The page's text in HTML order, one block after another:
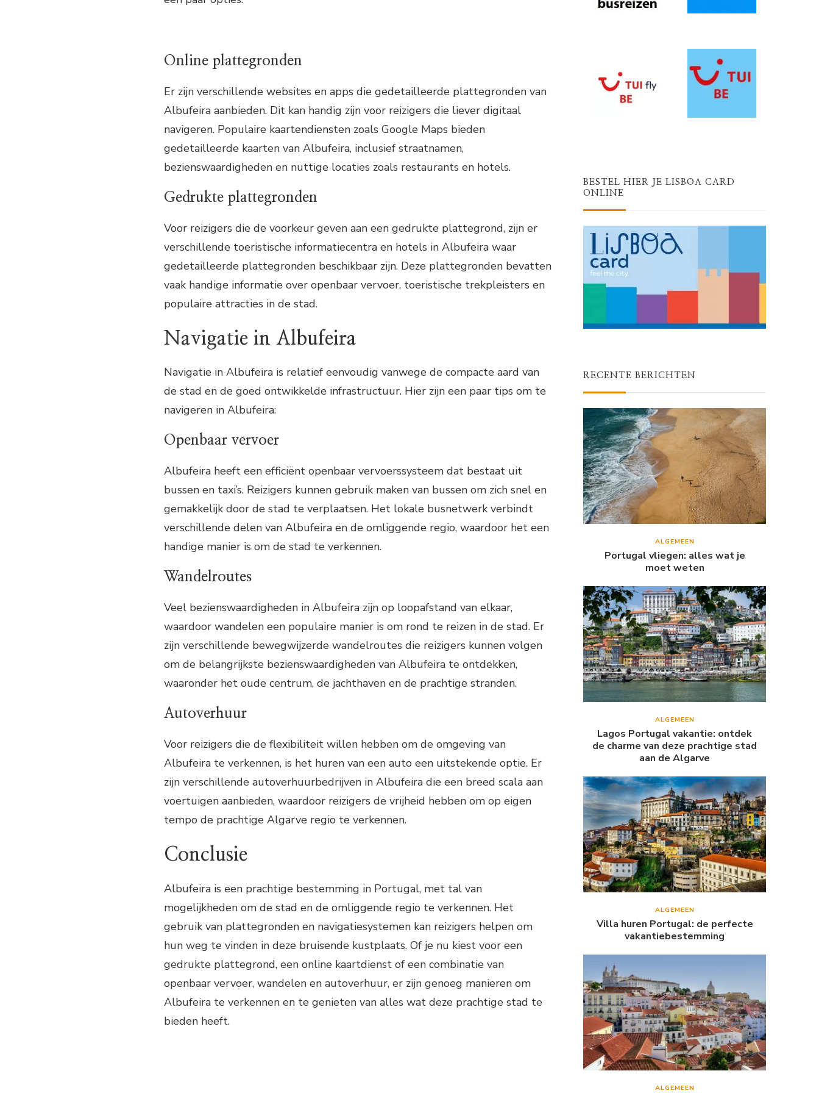
Online plattegronden
Er zijn verschillende websites en apps die gedetailleerde plattegronden van
Albufeira aanbieden. Dit kan handig zijn voor reizigers die liever digitaal
navigeren. Populaire kaartendiensten zoals Google Maps bieden
gedetailleerde kaarten van Albufeira, inclusief straatnamen,
bezienswaardigheden en nuttige locaties zoals restaurants en hotels.
Gedrukte plattegronden
Voor reizigers die de voorkeur geven aan een gedrukte plattegrond, zijn er
verschillende toeristische informatiecentra en hotels in Albufeira waar
gedetailleerde plattegronden beschikbaar zijn. Deze plattegronden bevatten
vaak handige informatie over openbaar vervoer, toeristische trekpleisters en
populaire attracties in de stad.
Navigatie in Albufeira
Navigatie in Albufeira is relatief eenvoudig vanwege de compacte aard van
de stad en de goed ontwikkelde infrastructuur. Hier zijn een paar tips om te
navigeren in Albufeira:
Openbaar vervoer
Albufeira heeft een efficiënt openbaar vervoerssysteem dat bestaat uit
bussen en taxi’s. Reizigers kunnen gebruik maken van bussen om zich snel en
gemakkelijk door de stad te verplaatsen. Het lokale busnetwerk verbindt
verschillende delen van Albufeira en de omliggende regio, waardoor het een
handige manier is om de stad te verkennen.
Wandelroutes
Veel bezienswaardigheden in Albufeira zijn op loopafstand van elkaar,
waardoor wandelen een populaire manier is om rond te reizen in de stad. Er
zijn verschillende bewegwijzerde wandelroutes die reizigers kunnen volgen
om de belangrijkste bezienswaardigheden van Albufeira te ontdekken,
waaronder het oude centrum, de jachthaven en de prachtige stranden.
Autoverhuur
Voor reizigers die de flexibiliteit willen hebben om de omgeving van
Albufeira te verkennen, is het huren van een auto een uitstekende optie. Er
zijn verschillende autoverhuurbedrijven in Albufeira die een breed scala aan
voertuigen aanbieden, waardoor reizigers de vrijheid hebben om op eigen
tempo de prachtige Algarve regio te verkennen.
Conclusie
Albufeira is een prachtige bestemming in Portugal, met tal van
mogelijkheden om de stad en de omliggende regio te verkennen. Het
gebruik van plattegronden en navigatiesystemen kan reizigers helpen om
hun weg te vinden in deze bruisende kustplaats. Of je nu kiest voor een
gedrukte plattegrond, een online kaartdienst of een combinatie van
openbaar vervoer, wandelen en autoverhuur, er zijn genoeg manieren om
Albufeira te verkennen en te genieten van alles wat deze prachtige stad te
bieden heeft.
BESTEL HIER JE LISBOA CARD
ONLINE
RECENTE BERICHTEN
ALGEMEEN
Portugal vliegen: alles wat je
moet weten
ALGEMEEN
Lagos Portugal vakantie: ontdek
de charme van deze prachtige stad
aan de Algarve
ALGEMEEN
Villa huren Portugal: de perfecte
vakantiebestemming
ALGEMEEN